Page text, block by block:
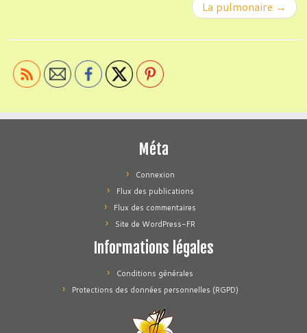
La pulmonaire →
Méta
Connexion
Flux des publications
Flux des commentaires
Site de WordPress-FR
Informations légales
Conditions générales
Protections des données personnelles (RGPD)